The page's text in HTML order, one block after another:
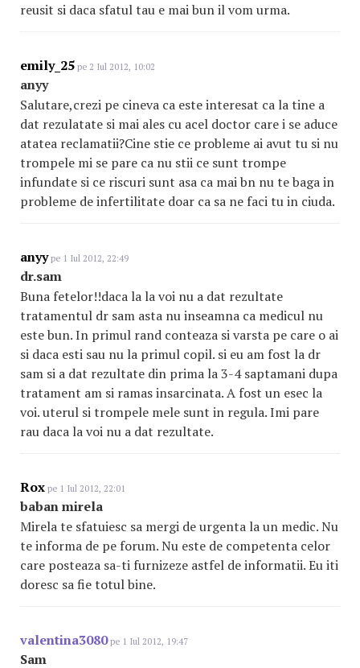
reusit si daca sfatul tau e mai bun il vom urma.
emily_25 pe 2 Iul 2012, 10:02
anyy
Salutare,crezi pe cineva ca este interesat ca la tine a
dat rezulatate si mai ales cu acel doctor care i se aduce
atatea reclamatii?Cine stie ce probleme ai avut tu si nu
trompele mi se pare ca nu stii ce sunt trompe
infundate si ce riscuri sunt asa ca mai bn nu te baga in
probleme de infertilitate doar ca sa ne faci tu in ciuda.
anyype 1 Iul 2012, 22:49
dr.sam
Buna fetelor!!daca la la voi nu a dat rezultate
tratamentul dr sam asta nu inseamna ca medicul nu
este bun. In primul rand conteaza si varsta pe care o ai
si daca esti sau nu la primul copil. si eu am fost la dr
sam si a dat rezultate din prima la 3-4 saptamani dupa
tratament am si ramas insarcinata. A fost un esec la
voi. uterul si trompele mele sunt in regula. Imi pare
rau daca la voi nu a dat rezultate.
Rox pe 1 Iul 2012, 22:01
baban mirela
Mirela te sfatuiesc sa mergi de urgenta la un medic. Nu
te informa de pe forum. Nu este de competenta celor
care posteaza sa-ti furnizeze astfel de informatii. Eu iti
doresc sa fie totul bine.
valentina3080pe 1 Iul 2012, 19:47
Sam